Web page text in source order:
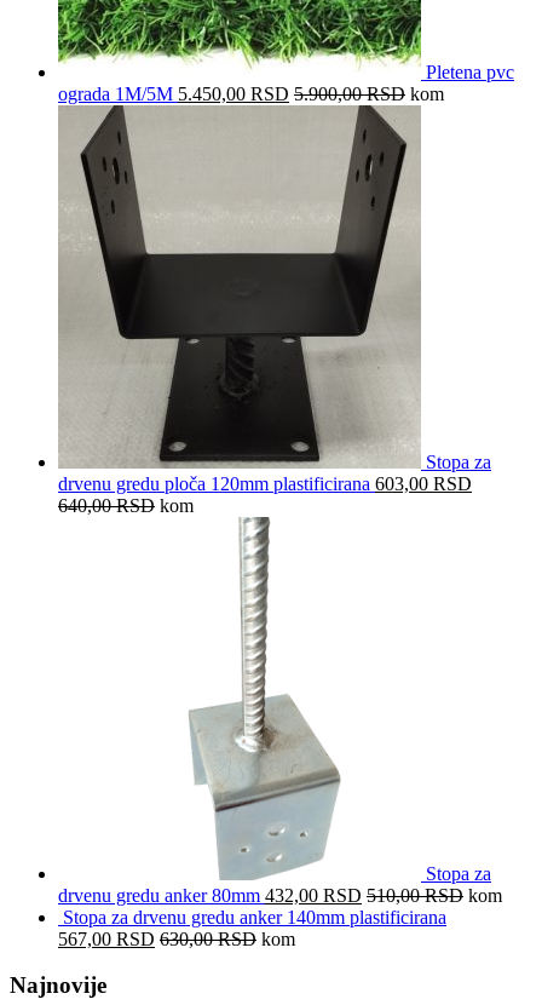
Pletena pvc
ograda 1M/5M 5.450,00 RSD 5.900,00RSD kom
Stopa za
drvenu gredu ploča 120mm plastificirana 603,00 RSD
640,00RSD kom
Stopa za
drvenu gredu anker 80mm 432,00 RSD 510,00RSD kom
Stopa za drvenu gredu anker 140mm plastificirana
567,00 RSD 630,00RSD kom
Najnovije